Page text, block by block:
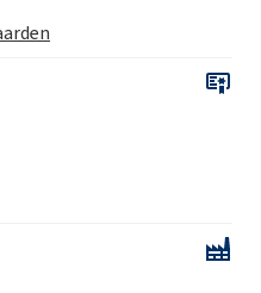
Polyurethaan systeem
Polyurethaan systeem